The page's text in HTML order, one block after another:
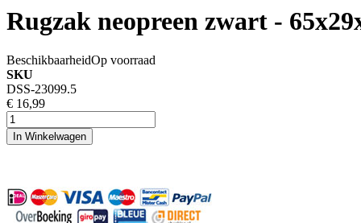
Rugzak neopreen zwart -
BeschikbaarheidOp voorraad
SKU
DSS-23099.5
€ 16,99
In Winkelwagen